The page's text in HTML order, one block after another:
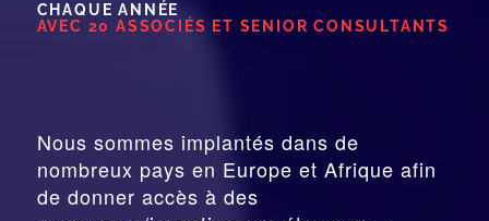
CHAQUE ANNÉE
AVEC 20 ASSOCIÉS ET SENIOR CONSULTANTS
Nous sommes implantés dans de
nombreux pays en Europe et Afrique afin
de donner accès à des